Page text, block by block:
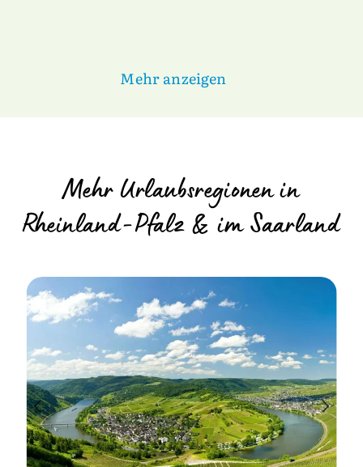
Mehr anzeigen
Mehr Urlaubsregionen in
Rheinland-Pfalz & im Saarland